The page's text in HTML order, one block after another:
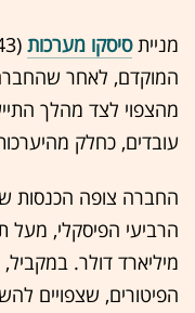
מנייתסיסקו מערכות
המוקדם, לאחר
מהצפוי לצד מהלך
עובדים, כחלק
מיליארד דולר.